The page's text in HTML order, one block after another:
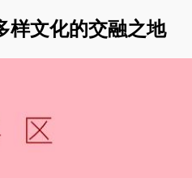
样文化的交融之地